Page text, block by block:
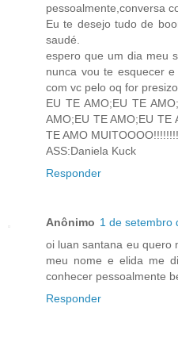
pessoalmente,conversa
Eu te desejo tudo de
saudé.
espero que um dia meu
nunca vou te esquecer
com vc pelo oq for
EU TE AMO;EU TE
AMO;EU TE AMO;EU TE
TE AMO
ASS:Daniela Kuck
Responder
Anônimo 1 de setembro
oi luan santana eu quero
meu nome e elida me
conhecer pessoalmente
Responder